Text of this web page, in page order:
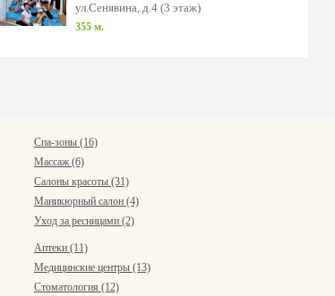
ул.Сенявина, д.4 (3 этаж)
355 м.
Спа-зоны (16)
Массаж (6)
Салоны красоты (31)
Маникюрный салон (4)
Уход за ресницами (2)
Аптеки (11)
Медицинские центры (13)
Стоматология (12)